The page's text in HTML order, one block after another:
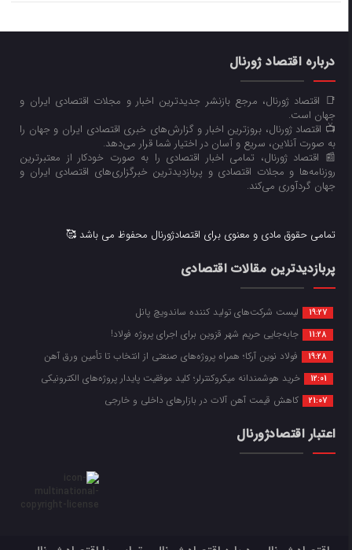
درباره اقتصاد ژورنال
📑 اقتصاد ژورنال، مرجع بازنشر جدیدترین اخبار و مجلات اقتصادی ایران و
جهان است.
📺 اقتصاد ژورنال، بروزترین اخبار و گزارش‌های خبری اقتصادی ایران و جهان را
به صورت آنلاین، سریع و آسان در اختیار شما قرار می‌‌دهد.
📰 اقتصاد ژورنال، تمامی اخبار اقتصادی را به صورت خودکار از معتبرترین
روزنامه‌ها و مجلات اقتصادی و پربازدیدترین خبرگزاری‌های اقتصادی ایران و
جهان گردآوری می‌کند.
تمامی حقوق مادی و معنوی برای اقتصادژورنال محفوظ می باشد 🥰
پربازدیدترین مقالات اقتصادی
19:27 لیست شرکت‌های تولید کننده ساندویچ پانل
11:28 جابه‌جایی حریم شهر قزوین برای اجرای پروژه فولاد!
19:28 فولاد نوین آرکا؛ همراه پروژه‌های صنعتی از انتخاب تا تأمین ورق آهن
12:01 خرید هوشمندانه میکروکنترلر؛ کلید موفقیت پایدار پروژه‌های الکترونیکی
21:07 کاهش قیمت آهن آلات در بازارهای داخلی و خارجی
اعتبار اقتصادژورنال